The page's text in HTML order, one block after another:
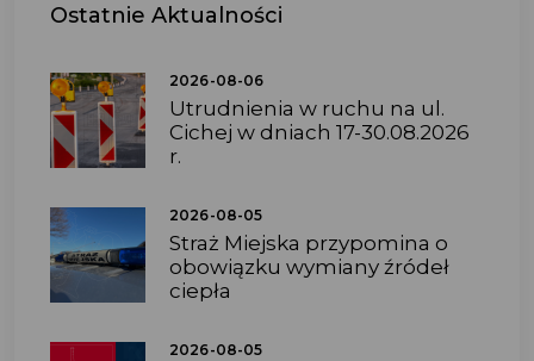
Ostatnie Aktualności
2026-08-06
Utrudnienia w ruchu na ul.
Cichej w dniach 17-30.08.2026
r.
2026-08-05
Straż Miejska przypomina o
obowiązku wymiany źródeł
ciepła
2026-08-05